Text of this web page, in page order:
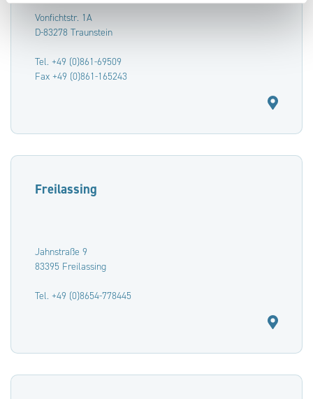
Vonfichtstr. 1A
D-83278 Traunstein
Tel. +49 (0)861-69509
Fax +49 (0)861-165243
Freilassing
Jahnstraße 9
83395 Freilassing
Tel. +49 (0)8654-778445